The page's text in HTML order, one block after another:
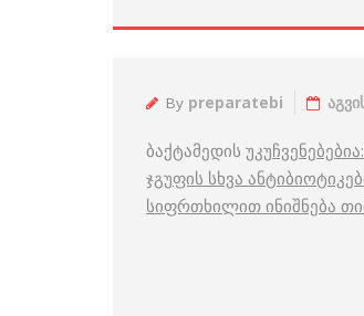
By preparatebi
ბაქტამედის
ჯგუფის სხვა
სიფრთხილით ინიშნება